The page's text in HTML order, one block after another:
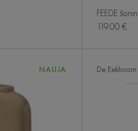
FEEDE
119.00 €
NAUJA De Eekhoorn